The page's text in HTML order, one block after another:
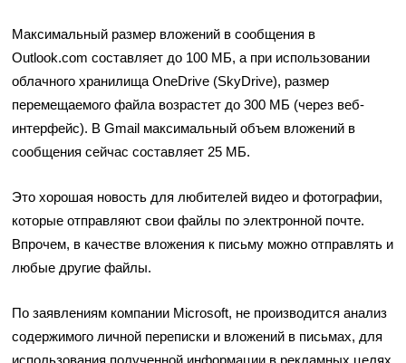
Максимальный размер вложений в сообщения в
Outlook.com составляет до 100 МБ, а при использовании
облачного хранилища OneDrive (SkyDrive), размер
перемещаемого файла возрастет до 300 МБ (через веб-
интерфейс). В Gmail максимальный объем вложений в
сообщения сейчас составляет 25 МБ.
Это хорошая новость для любителей видео и фотографии,
которые отправляют свои файлы по электронной почте.
Впрочем, в качестве вложения к письму можно отправлять и
любые другие файлы.
По заявлениям компании Microsoft, не производится анализ
содержимого личной переписки и вложений в письмах, для